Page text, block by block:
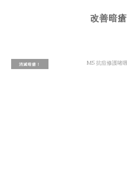
改善暗瘡
消滅暗瘡！